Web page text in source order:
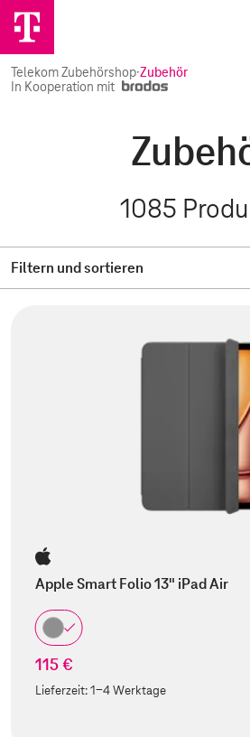
Telekom Zubehörshop·Zubehör
In Kooperation mit
1085
Filtern und sortieren
Apple Smart Folio 13" iPad Air
115 €
Lieferzeit:1-4 Werktage